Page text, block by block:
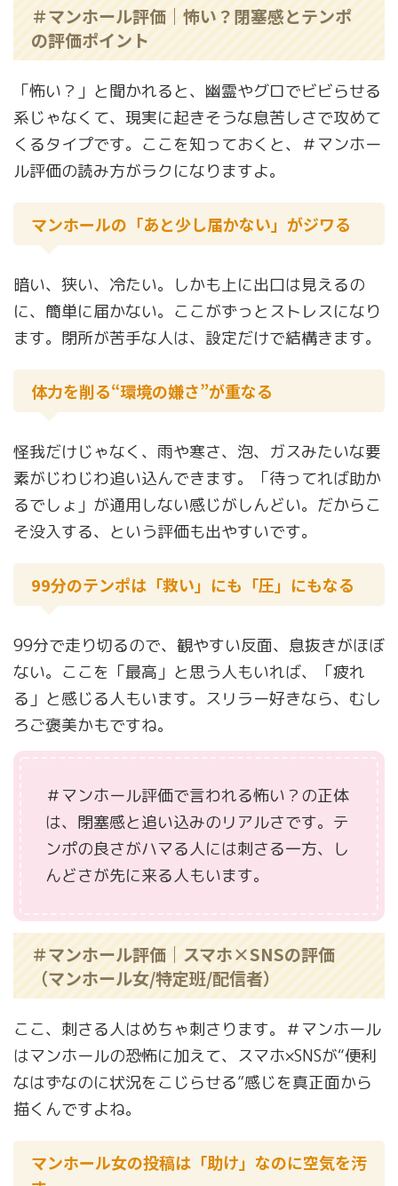
＃マンホール評価｜怖い？閉塞感とテンポ
の評価ポイント
「怖い？」と聞かれると、幽霊やグロでビビらせる
系じゃなくて、現実に起きそうな息苦しさで攻めて
くるタイプです。ここを知っておくと、＃マンホー
ル評価の読み方がラクになりますよ。
マンホールの「あと少し届かない」がジワる
暗い、狭い、冷たい。しかも上に出口は見えるの
に、簡単に届かない。ここがずっとストレスになり
ます。閉所が苦手な人は、設定だけで結構きます。
体力を削る“環境の嫌さ”が重なる
怪我だけじゃなく、雨や寒さ、泡、ガスみたいな要
素がじわじわ追い込んできます。「待ってれば助か
るでしょ」が通用しない感じがしんどい。だからこ
そ没入する、という評価も出やすいです。
99分のテンポは「救い」にも「圧」にもなる
99分で走り切るので、観やすい反面、息抜きがほぼ
ない。ここを「最高」と思う人もいれば、「疲れ
る」と感じる人もいます。スリラー好きなら、むし
ろご褒美かもですね。
＃マンホール評価で言われる怖い？の正体
は、閉塞感と追い込みのリアルさです。テ
ンポの良さがハマる人には刺さる一方、し
んどさが先に来る人もいます。
＃マンホール評価｜スマホ×SNSの評価
（マンホール女/特定班/配信者）
ここ、刺さる人はめちゃ刺さります。＃マンホール
はマンホールの恐怖に加えて、スマホ×SNSが“便利
なはずなのに状況をこじらせる”感じを真正面から
描くんですよね。
マンホール女の投稿は「助け」なのに空気を汚